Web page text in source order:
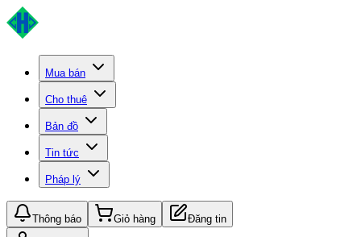
Mua bán
Cho thuê
Bản đồ
Tin tức
Pháp lý
Thông báo Giỏ hàng Đăng tin